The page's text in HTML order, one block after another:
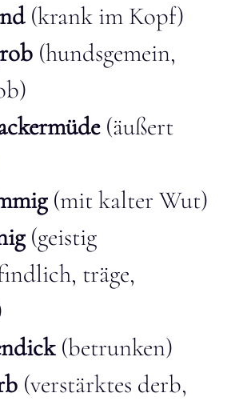
(krank im Kopf)
(hundsgemein,
(äußert
(mit kalter Wut)
(geistig
träge,
(betrunken)
(verstärktes derb,